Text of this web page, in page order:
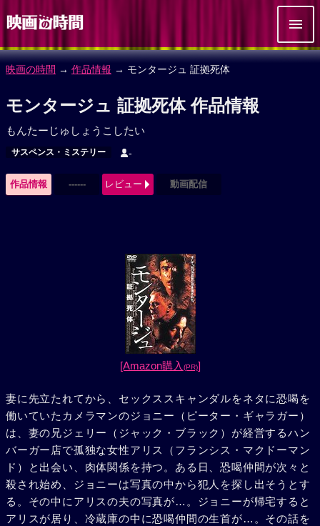
映画の時間 → 作品情報 → モンタージュ 証拠死体
モンタージュ 証拠死体 作品情報
もんたーじゅしょうこしたい
サスペンス・ミステリー -
作品情報 ------ レビュー 動画配信
[Amazon購入 (PR)]
妻に先立たれてから、セックススキャンダルをネタに恐喝を
働いていたカメラマンのジョニー（ピーター・ギャラガー）
は、妻の兄ジェリー（ジャック・ブラック）が経営するハン
バーガー店で孤独な女性アリス（フランシス・マクドーマン
ド）と出会い、肉体関係を持つ。ある日、恐喝仲間が次々と
殺され始め、ジョニーは写真の中から犯人を探し出そうとす
る。その中にアリスの夫の写真が…。ジョニーが帰宅すると
アリスが居り、冷蔵庫の中に恐喝仲間の生首が…。その話を